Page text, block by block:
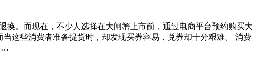
。而现在，不少人选择在大闸蟹上市前，通过电商平台预约购买大
这些消费者准备提货时，却发现买券容易，兑券却十分艰难。 消费